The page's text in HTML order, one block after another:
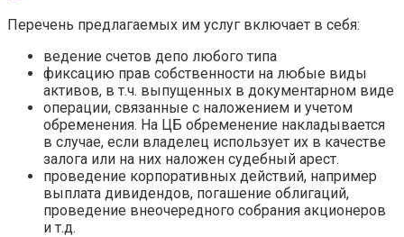
Перечень предлагаемых им услуг включает в себя:
ведение счетов депо любого типа
фиксацию прав собственности на любые виды
активов, в т.ч. выпущенных в документарном виде
операции, связанные с наложением и учетом
обременения. На ЦБ обременение накладывается
в случае, если владелец использует их в качестве
залога или на них наложен судебный арест.
проведение корпоративных действий, например
выплата дивидендов, погашение облигаций,
проведение внеочередного собрания акционеров
и т.д.